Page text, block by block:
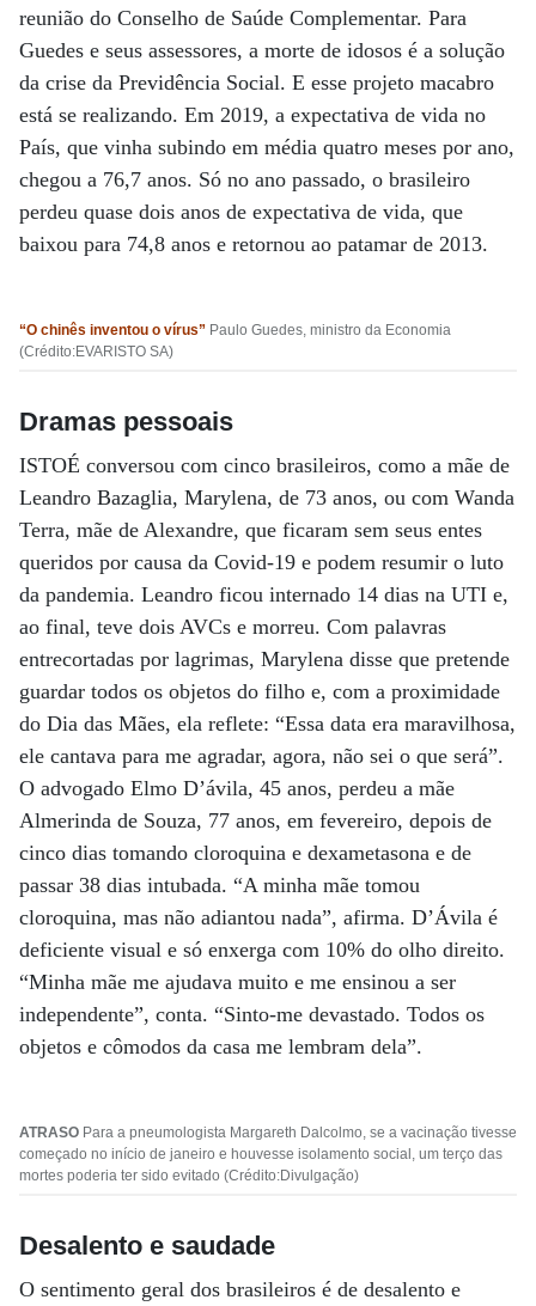
reunião do Conselho de Saúde Complementar. Para
Guedes e seus assessores, a morte de idosos é a solução
da crise da Previdência Social. E esse projeto macabro
está se realizando. Em 2019, a expectativa de vida no
País, que vinha subindo em média quatro meses por ano,
chegou a 76,7 anos. Só no ano passado, o brasileiro
perdeu quase dois anos de expectativa de vida, que
baixou para 74,8 anos e retornou ao patamar de 2013.
“O chinês inventou o vírus” Paulo Guedes, ministro da Economia
(Crédito:EVARISTO SA)
Dramas pessoais
ISTOÉ conversou com cinco brasileiros, como a mãe de
Leandro Bazaglia, Marylena, de 73 anos, ou com Wanda
Terra, mãe de Alexandre, que ficaram sem seus entes
queridos por causa da Covid-19 e podem resumir o luto
da pandemia. Leandro ficou internado 14 dias na UTI e,
ao final, teve dois AVCs e morreu. Com palavras
entrecortadas por lagrimas, Marylena disse que pretende
guardar todos os objetos do filho e, com a proximidade
do Dia das Mães, ela reflete: “Essa data era maravilhosa,
ele cantava para me agradar, agora, não sei o que será”.
O advogado Elmo D’ávila, 45 anos, perdeu a mãe
Almerinda de Souza, 77 anos, em fevereiro, depois de
cinco dias tomando cloroquina e dexametasona e de
passar 38 dias intubada. “A minha mãe tomou
cloroquina, mas não adiantou nada”, afirma. D’Ávila é
deficiente visual e só enxerga com 10% do olho direito.
“Minha mãe me ajudava muito e me ensinou a ser
independente”, conta. “Sinto-me devastado. Todos os
objetos e cômodos da casa me lembram dela”.
ATRASO Para a pneumologista Margareth Dalcolmo, se a vacinação tivesse
começado no início de janeiro e houvesse isolamento social, um terço das
mortes poderia ter sido evitado (Crédito:Divulgação)
Desalento e saudade
O sentimento geral dos brasileiros é de desalento e